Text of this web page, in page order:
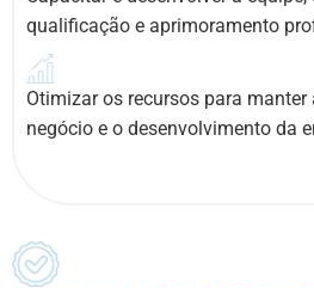
qualificação e aprimoramento
Otimizar os recursos para
negócio e o desenvolvimento da